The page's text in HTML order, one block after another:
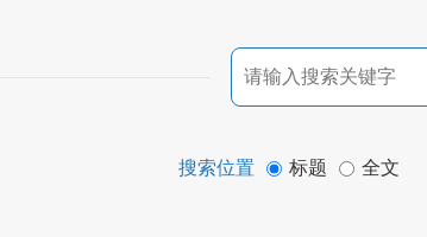
搜索位置 标题 全文